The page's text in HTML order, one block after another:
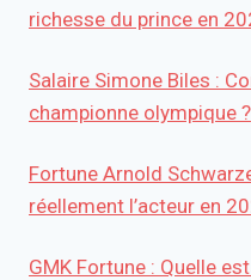
richesse du prince en
Salaire Simone Biles :
championne olympique ?
Fortune Arnold
réellement l’acteur en
GMK Fortune : Quelle